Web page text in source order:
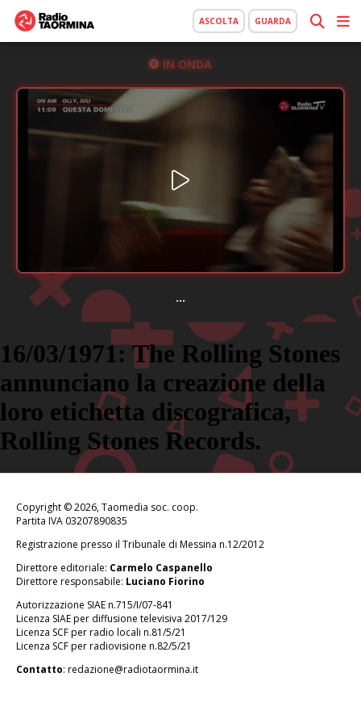
ASCOLTA GUARDA
IN ONDA
...
16/03/1971: The Rolling Stones
annunciano la creazione della
loro etichetta discografica,
Rolling Stones Records.
Copyright © 2026, Taomedia soc. coop.
Partita IVA 03207890835
Registrazione presso il Tribunale di Messina n.12/2012
Direttore editoriale: Carmelo Caspanello
Direttore responsabile: Luciano Fiorino
Autorizzazione SIAE n.715/I/07-841
Licenza SIAE per diffusione televisiva 2017/129
Licenza SCF per radio locali n.81/5/21
Licenza SCF per radiovisione n.82/5/21
Contatto: redazione@radiotaormina.it